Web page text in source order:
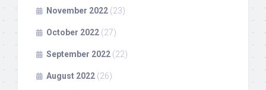
November 2022 (23)
October 2022 (27)
September 2022 (22)
August 2022 (26)